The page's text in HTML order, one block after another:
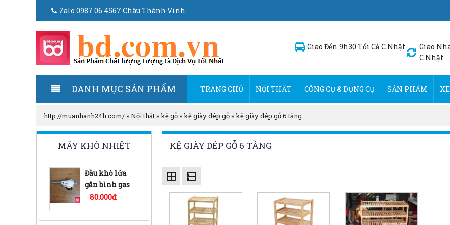
Zalo 0987 06 4567 Châu Thành Vinh
Giao Đến 9h30 Tối Cả C.Nhật
Giao
C.Nhật
DANH MỤC SẢN PHẨM TRANG CHỦ NỘI THẤT CÔNG CỤ & DỤNG CỤ SẢN PHẨM
http://muanhanh24h.com/ »Nội thất »kệ gỗ »kệ giày dép gỗ »kệ giày dép gỗ 6 tầng
KỆ GIÀY DÉP GỖ 6 TẦNG
MÁY KHÒ NHIỆT
Đầu khò lửa
gắn bình gas
mini bd-01
80.000đ